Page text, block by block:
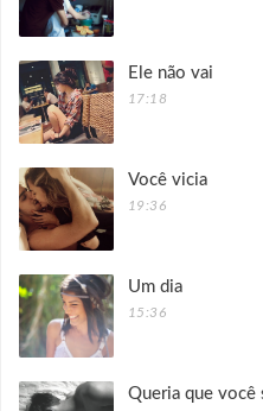
Ele não vai
17:18
Você vicia
19:36
Um dia
15:36
Queria que você